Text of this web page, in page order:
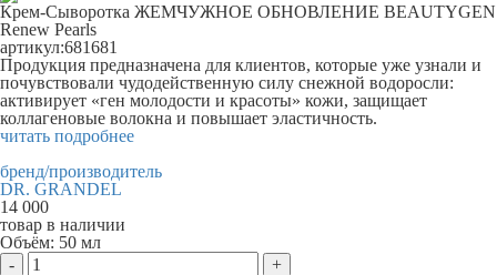
Крем-Сыворотка ЖЕМЧУЖНОЕ ОБНОВЛЕНИЕ BEAUTYGEN
Renew Pearls
артикул:681681
Продукция предназначена для клиентов, которые уже узнали и
почувствовали чудодейственную силу снежной водоросли:
активирует «ген молодости и красоты» кожи, защищает
коллагеновые волокна и повышает эластичность.
читать подробнее
бренд/производитель
DR. GRANDEL
14 000
товар в наличии
Объём: 50 мл
-
+